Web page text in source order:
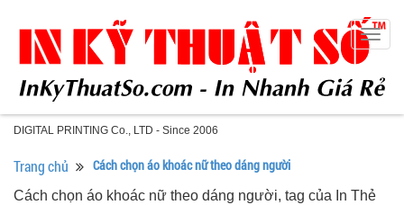
DIGITAL PRINTING Co., LTD - Since 2006
Trang chủ Cách chọn áo khoác nữ theo dáng người
Cách chọn áo khoác nữ theo dáng người, tag của In Thẻ